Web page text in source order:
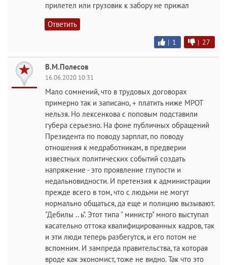
прилетел или грузовик к забору не прижал
Ответить
| 1 | 27
В.М.Полесов
16.06.2020 10:31
Мало сомнений, что в трудовых договорах
примерно так и записано, + платить ниже МРОТ
нельзя. Но лексенкова с поповым подставили
губера серьезно. На фоне публичных обращений
Президента по поводу зарплат, по поводу
отношения к медработникам, в предверии
известных политических событий создать
напряжение - это проявление глупости и
недальновидности. И претензия к администрации
прежде всего в том, что с людьми не могут
нормально общаться, да еще и полицию вызывают.
"Дебилы .. ь". Этот типа " министр" много выступал
касательно оттока квалифицированных кадров, так
и эти люди теперь разбегутся, и его потом не
вспомним. И зампреда правительства, та которая
вроде как экономист, тоже не видно. Так что это